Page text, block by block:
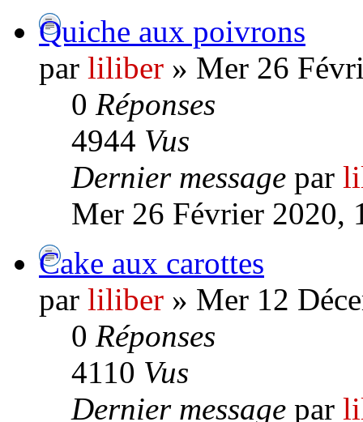
Quiche aux poivrons
par liliber » Mer 26
0 Réponses
4944 Vus
Dernier message par
Mer 26 Février 2020,
Cake aux carottes
par liliber » Mer 12
0 Réponses
4110 Vus
Dernier message par